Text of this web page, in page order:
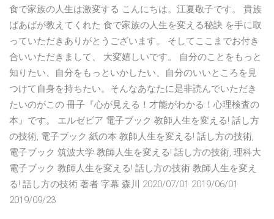
食で家族の人生は激変する こんにちは。江夏敬子です。 貴族
ばあばが教えてくれた 食で家族の人生を変える秘訣 を手に取
っていただきありがとうございます。 そしてここまでお付き
合いいただきまして、 大変嬉しいです。 自分のことをもっと
知りたい、自分をもっといかしたい、自分のいいところを見
つけて自身を持ちたい。そんなあなたに是非読んでいただき
たいのがこの 冊子『心が見える！才能がわかる！心理検査の
本』です。 エルゼビア 電子ブック 教師人生を変える! 話し方
の技術, 電子ブック 紙の本 教師人生を変える! 話し方の技術,
電子ブック 筑波大学 教師人生を変える! 話し方の技術, 理科大
電子ブック 教師人生を変える! 話し方の技術 教師人生を変え
る! 話し方の技術 著者 字幕 森川 2020/07/01 2019/06/01
2019/09/23